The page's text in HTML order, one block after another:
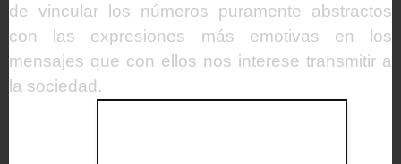
de vincular los números puramente abstractos
con las expresiones más emotivas en los
mensajes que con ellos nos interese transmitir a
la sociedad.